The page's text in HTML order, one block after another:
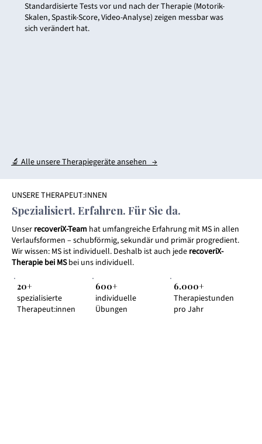
Standardisierte Tests vor und nach der Therapie (Motorik-
Skalen, Spastik-Score, Video-Analyse) zeigen messbar was
sich verändert hat.
🔬 Alle unsere Therapiegeräte ansehen →
UNSERE THERAPEUT:INNEN
Spezialisiert. Erfahren. Für Sie da.
Unser recoveriX-Teamhat umfangreiche Erfahrung mit MS in allen
Verlaufsformen – schubförmig, sekundär und primär progredient.
Wir wissen: MS ist individuell. Deshalb ist auch jede recoveriX-
Therapie bei MSbei uns individuell.
20+
spezialisierte
Therapeut:innen
600+
individuelle
Übungen
6.000+
Therapiestunden
pro Jahr